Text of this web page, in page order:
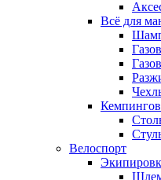
Всё для
Велоспорт